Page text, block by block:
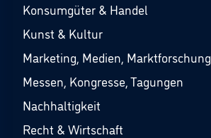
Konsumgüter & Handel
Kunst & Kultur
Marketing, Medien, Marktforschung
Messen, Kongresse, Tagungen
Nachhaltigkeit
Recht & Wirtschaft